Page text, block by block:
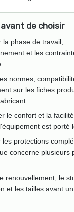
de choisir
la phase de travail,
et les
normes,
sur les fiches
le confort et la
est porté
les protections
concerne plusieurs
renouvellement, le
et les tailles avant